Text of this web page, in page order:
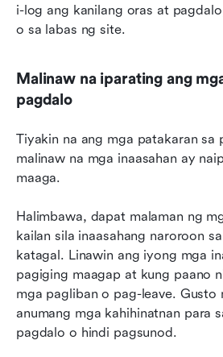
i-log ang kanilang oras at
o sa labas ng site.
Malinaw na iparating ang
pagdalo
Tiyakin na ang mga patakaran sa
malinaw na mga inaasahan ay
maaga.
Halimbawa, dapat malaman ng
kailan sila inaasahang naroroon
katagal. Linawin ang iyong mga
pagiging maagap at kung paano
mga pagliban o pag-leave. Gusto
anumang mga kahihinatnan para
pagdalo o hindi pagsunod.